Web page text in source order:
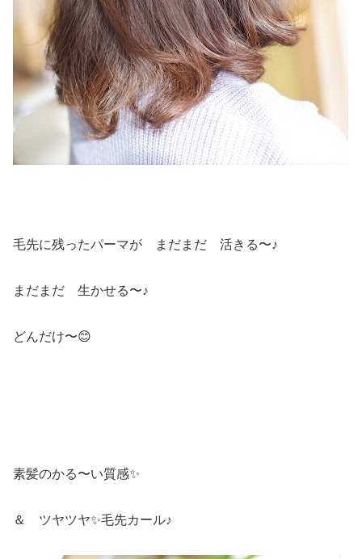
毛先に残ったパーマが まだまだ 活きる〜♪
まだまだ 生かせる〜♪
どんだけ〜😊
素髪のかる〜い質感✨
＆ ツヤツヤ✨毛先カール♪